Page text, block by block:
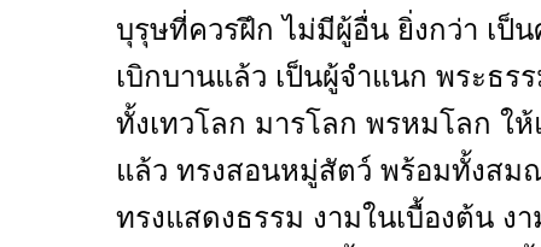
บุรุษที่ควรฝึก ไม่มีผู้อื่น ยิ่งกว่า เป็
เบิกบานแล้ว เป็นผู้จำแนก พระธ
ทั้งเทวโลก มารโลก พรหมโลก ใ
แล้ว ทรงสอนหมู่สัตว์ พร้อมทั้งส
ทรงแสดงธรรม งามในเบื้องต้น ง